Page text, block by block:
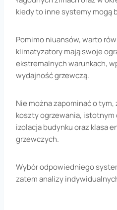
kiedy to inne systemy mogą
Pomimo niuansów, warto
klimatyzatory mają swoje
ekstremalnych warunkach,
wydajność grzewczą.
Nie można zapominać o
koszty ogrzewania,
izolacja budynku oraz klasa
grzewczych.
Wybór odpowiedniego
zatem analizy